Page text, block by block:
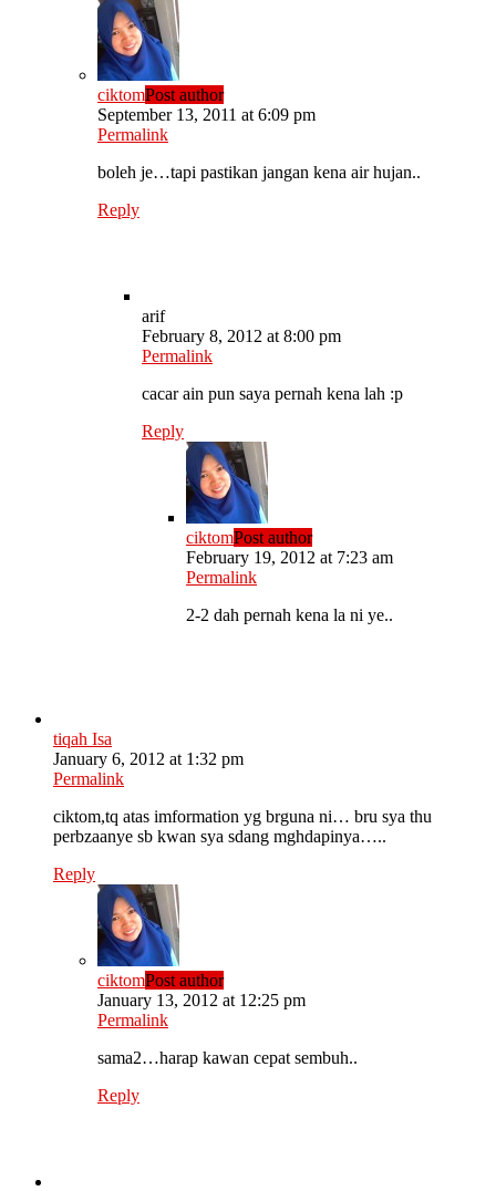
ciktomPost author
September 13, 2011 at 6:09 pm
Permalink
boleh je…tapi pastikan jangan kena air hujan..
Reply
arif
February 8, 2012 at 8:00 pm
Permalink
cacar ain pun saya pernah kena lah :p
Reply
ciktomPost author
February 19, 2012 at 7:23 am
Permalink
2-2 dah pernah kena la ni ye..
tiqah Isa
January 6, 2012 at 1:32 pm
Permalink
ciktom,tq atas imformation yg brguna ni… bru sya thu
perbzaanye sb kwan sya sdang mghdapinya…..
Reply
ciktomPost author
January 13, 2012 at 12:25 pm
Permalink
sama2…harap kawan cepat sembuh..
Reply